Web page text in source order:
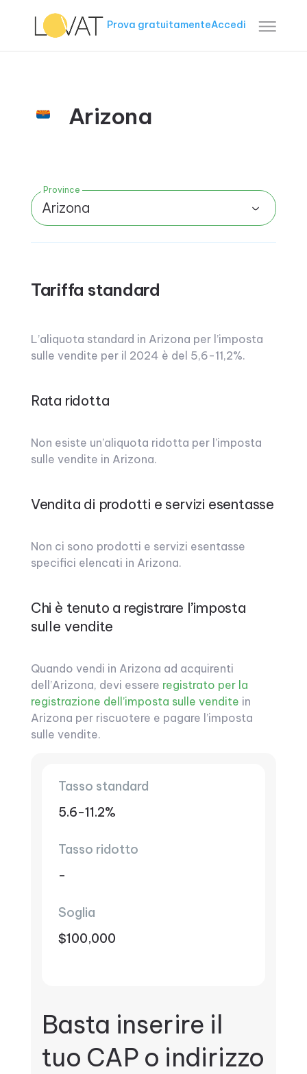
Prova gratuitamenteAccedi
Arizona
Province
Arizona
Tariffa standard
L’aliquota standard in Arizona per l’imposta
sulle vendite per il 2024 è del 5,6-11,2%.
Rata ridotta
Non esiste un’aliquota ridotta per l’imposta
sulle vendite in Arizona.
Vendita di prodotti e servizi esentasse
Non ci sono prodotti e servizi esentasse
specifici elencati in Arizona.
Chi è tenuto a registrare l’imposta
sulle vendite
Quando vendi in Arizona ad acquirenti
dell’Arizona, devi essere registrato per la
registrazione dell’imposta sulle vendite in
Arizona per riscuotere e pagare l’imposta
sulle vendite.
Tasso standard
5.6-11.2%
Tasso ridotto
-
Soglia
$100,000
Basta inserire il
tuo CAP o indirizzo